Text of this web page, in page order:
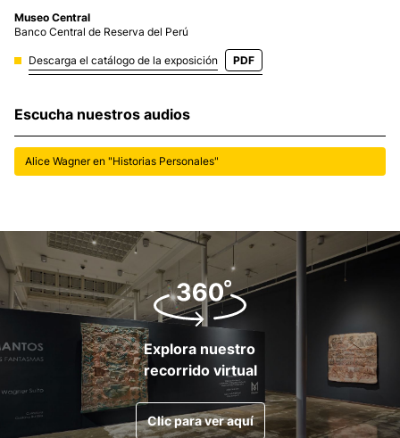
Museo Central
Banco Central de Reserva del Perú
Descarga el catálogo de la exposición PDF
Escucha nuestros audios
Alice Wagner en "Historias Personales"
Explora nuestro
recorrido virtual
Clic para ver aquí